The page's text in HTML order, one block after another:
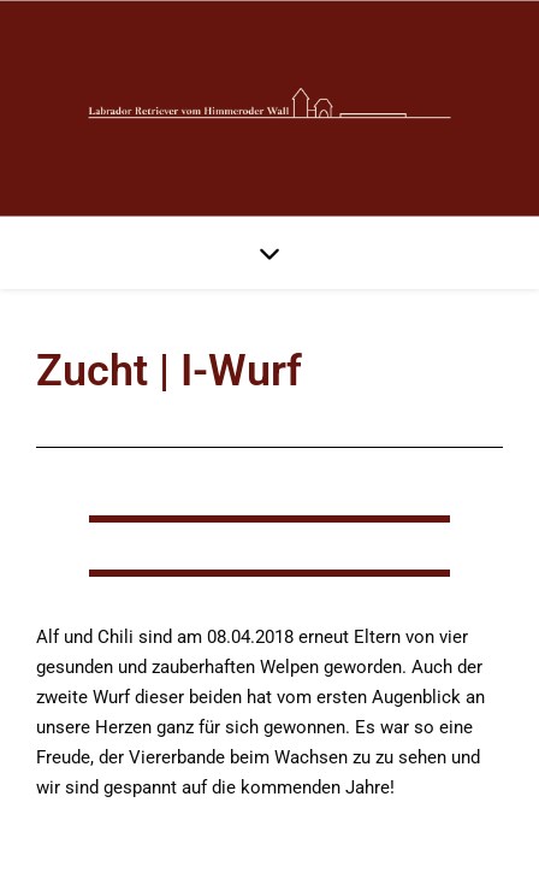
Zucht | I-Wurf
Alf und Chili sind am 08.04.2018 erneut Eltern von vier
gesunden und zauberhaften Welpen geworden. Auch der
zweite Wurf dieser beiden hat vom ersten Augenblick an
unsere Herzen ganz für sich gewonnen. Es war so eine
Freude, der Viererbande beim Wachsen zu zu sehen und
wir sind gespannt auf die kommenden Jahre!